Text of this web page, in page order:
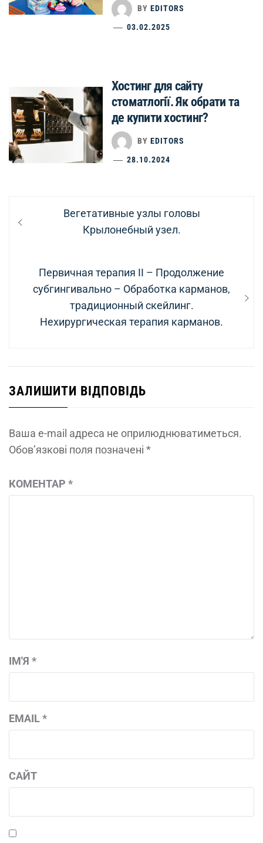
BY EDITORS
03.02.2025
Хостинг для сайту
стоматлогії. Як обрати та
де купити хостинг?
BY EDITORS
28.10.2024
Навігація
записів
Previous
post:
Вегетативные узлы головы
Крылонебный узел.
Next
post:
Первичная терапия II – Продолжение
субгингивально – Обработка карманов,
традиционный скейлинг.
Нехирургическая терапия карманов.
ЗАЛИШИТИ ВІДПОВІДЬ
Ваша e-mail адреса не оприлюднюватиметься.
Обов’язкові поля позначені *
КОМЕНТАР *
ІМ'Я *
EMAIL*
САЙТ